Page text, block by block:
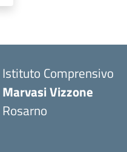
Istituto Comprensivo
Marvasi Vizzone
Rosarno